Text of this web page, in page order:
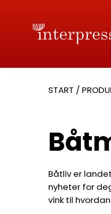
START /
Båtliv er
nyheter for
vink til